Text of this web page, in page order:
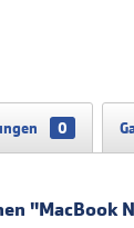
0
"MacBook